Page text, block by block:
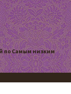
по Самым низким